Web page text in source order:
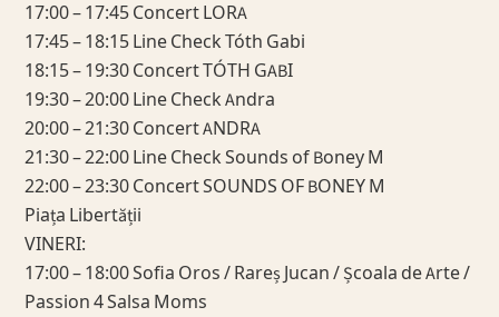
17:00 – 17:45 Concert LORA
17:45 – 18:15 Line Check Tóth Gabi
18:15 – 19:30 Concert TÓTH GABI
19:30 – 20:00 Line Check Andra
20:00 – 21:30 Concert ANDRA
21:30 – 22:00 Line Check Sounds of Boney M
22:00 – 23:30 Concert SOUNDS OF BONEY M
Piața Libertății
VINERI:
17:00 – 18:00 Sofia Oros / Rareș Jucan / Școala de Arte /
Passion 4 Salsa Moms